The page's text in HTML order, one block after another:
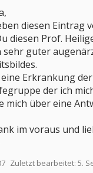
diesen Eintrag
diesen Prof.
sehr guter
Erkrankung
der ich
mich über eine
im voraus und
Zuletzt bearbeitet: 5.